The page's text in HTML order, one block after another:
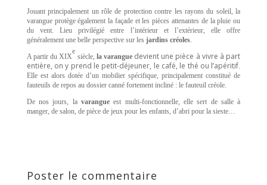
Jouant principalement un rôle de protection contre les rayons du soleil, la
varangue protège également la façade et les pièces attenantes de la pluie ou
du vent. Lieu privilégié entre l’intérieur et l’extérieur, elle offre
généralement une belle perspective sur les jardins créoles.
A partir du XIX
e
siècle, la varanguedevient une pièce à vivre à part
entière, on y prend le petit-déjeuner, le café, le thé ou l’apéritif.
Elle est alors dotée d’un mobilier spécifique, principalement constitué de
fauteuils de repos au dossier canné fortement incliné : le fauteuil créole.
De nos jours, lavarangue est multi-fonctionnelle, elle sert de salle à
manger, de salon, de pièce de jeux pour les enfants, d’abri pour la sieste…
Poster le commentaire